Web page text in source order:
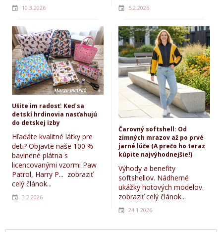
10.3.2026 5.2.2026
Ušite im radosť: Keď sa
detskí hrdinovia nasťahujú
do detskej izby
Hľadáte kvalitné látky pre
deti? Objavte naše 100 %
bavlnené plátna s
licencovanými vzormi Paw
Patrol, Harry P... zobraziť
celý článok...
3.2.2026
Čarovný softshell: Od
zimných mrazov až po prvé
jarné lúče (A prečo ho teraz
kúpite najvýhodnejšie!)
Výhody a benefity
softshellov. Nádherné
ukážky hotových modelov.
zobraziť celý článok...
24.1.2026